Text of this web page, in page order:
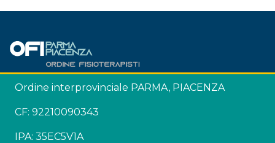
Ordine interprovinciale PARMA, PIACENZA
CF: 92210090343
IPA: 35EC5V1A